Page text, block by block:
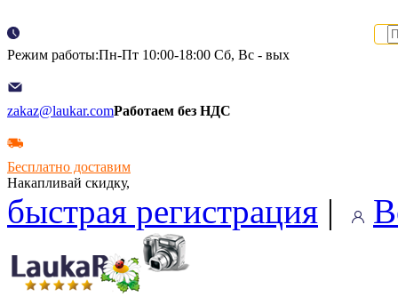
Режим работы:Пн-Пт 10:00-18:00 Сб, Вс - вых
zakaz@laukar.comРаботаем без НДС
Бесплатно доставим
Накапливай скидку,
быстрая регистрация |